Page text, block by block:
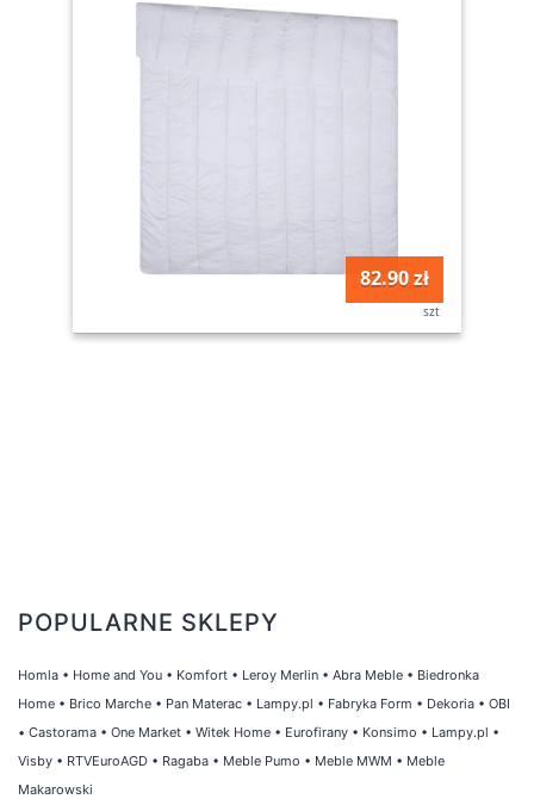
82.90 zł
szt
POPULARNE SKLEPY
Homla • Home and You • Komfort • Leroy Merlin • Abra Meble • Biedronka
Home • Brico Marche • Pan Materac • Lampy.pl • Fabryka Form • Dekoria • OBI
• Castorama • One Market • Witek Home • Eurofirany • Konsimo • Lampy.pl •
Visby • RTVEuroAGD • Ragaba • Meble Pumo • Meble MWM • Meble
Makarowski